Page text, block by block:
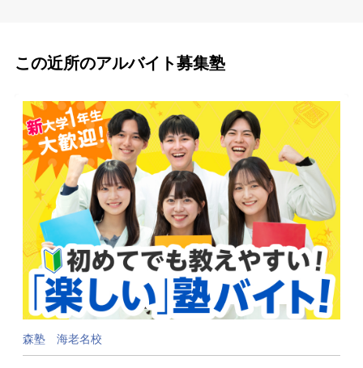
この近所のアルバイト募集塾
森塾 海老名校